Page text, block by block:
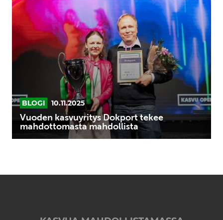
kasvuyritys
Dokport
tekee
mahdottomasta
mahdollista
BLOGI 10.11.2025
Vuoden kasvuyritys Dokport tekee
mahdottomasta mahdollista